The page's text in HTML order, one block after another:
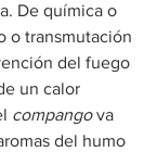
De química o
o transmutación
del fuego
un calor
compango va
del humo